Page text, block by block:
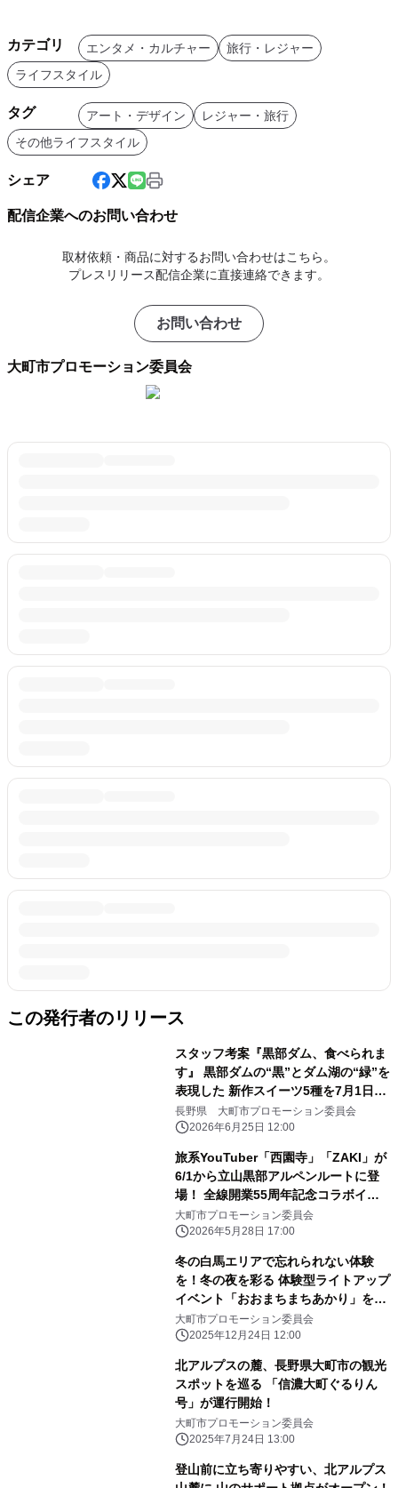
カテゴリ エンタメ・カルチャー
旅行・レジャー
ライフスタイル
タグ アート・デザイン
レジャー・旅行
その他ライフスタイル
シェア
配信企業へのお問い合わせ
取材依頼・商品に対するお問い合わせはこちら。
プレスリリース配信企業に直接連絡できます。
お問い合わせ
大町市プロモーション委員会
この発行者のリリース
スタッフ考案『黒部ダム、食べられま
す』 黒部ダムの“黒”とダム湖の“緑”を
表現した 新作スイーツ5種を7月1日よ
り販売開始
長野県 大町市プロモーション委員会
2026年6月25日 12:00
旅系YouTuber「西園寺」「ZAKI」が
6/1から立山黒部アルペンルートに登
場！ 全線開業55周年記念コラボイベ
ント開催
大町市プロモーション委員会
2026年5月28日 17:00
冬の白馬エリアで忘れられない体験
を！冬の夜を彩る 体験型ライトアップ
イベント「おおまちまちあかり」を実
施
大町市プロモーション委員会
2025年12月24日 12:00
北アルプスの麓、長野県大町市の観光
スポットを巡る 「信濃大町ぐるりん
号」が運行開始！
大町市プロモーション委員会
2025年7月24日 13:00
登山前に立ち寄りやすい、北アルプス